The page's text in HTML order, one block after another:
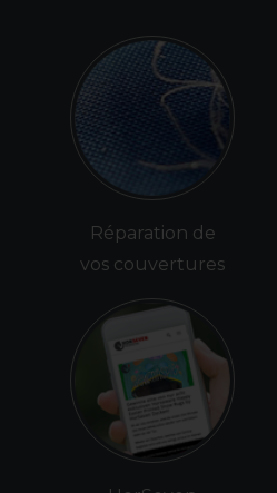
Réparation de
vos couvertures